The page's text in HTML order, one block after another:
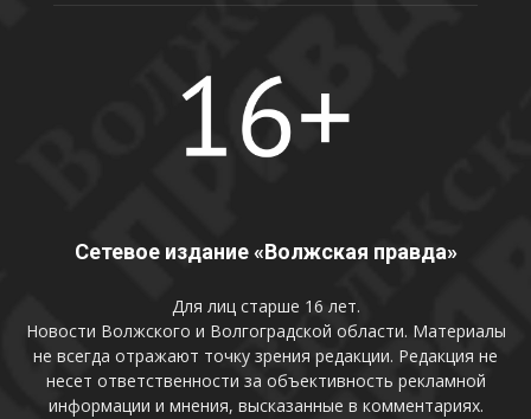
Сетевое издание «Волжская правда»
Для лиц старше 16 лет.
Новости Волжского и Волгоградской области. Материалы
не всегда отражают точку зрения редакции. Редакция не
несет ответственности за объективность рекламной
информации и мнения, высказанные в комментариях.